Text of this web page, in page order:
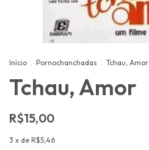
Início . Pornochanchadas . Tchau, Amor
Tchau, Amor
R$15,00
3 x de R$5,46